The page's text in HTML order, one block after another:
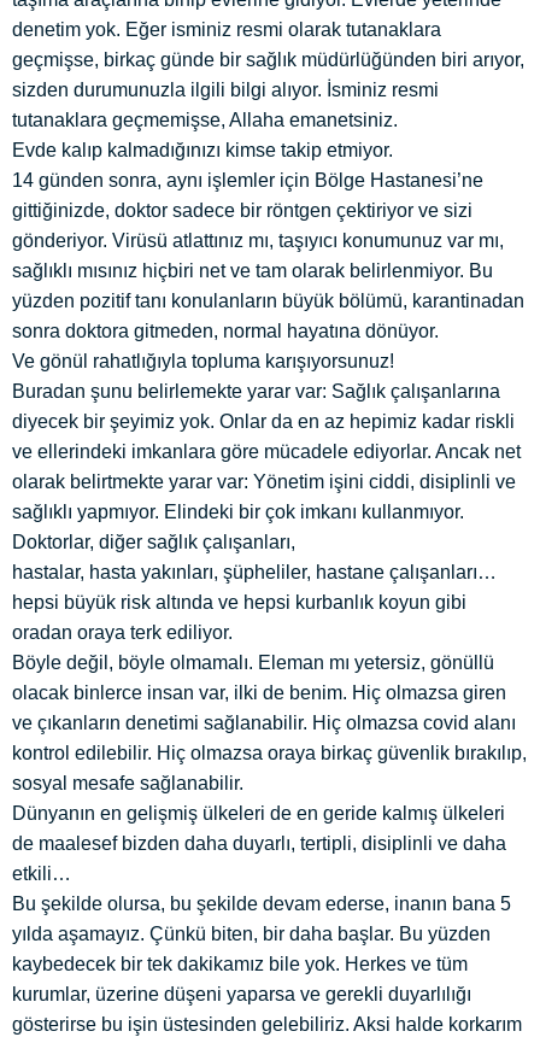
denetim yok. Eğer isminiz resmi olarak tutanaklara
geçmişse, birkaç günde bir sağlık müdürlüğünden biri arıyor,
sizden durumunuzla ilgili bilgi alıyor. İsminiz resmi
tutanaklara geçmemişse, Allaha emanetsiniz.
Evde kalıp kalmadığınızı kimse takip etmiyor.
14 günden sonra, aynı işlemler için Bölge Hastanesi’ne
gittiğinizde, doktor sadece bir röntgen çektiriyor ve sizi
gönderiyor. Virüsü atlattınız mı, taşıyıcı konumunuz var mı,
sağlıklı mısınız hiçbiri net ve tam olarak belirlenmiyor. Bu
yüzden pozitif tanı konulanların büyük bölümü, karantinadan
sonra doktora gitmeden, normal hayatına dönüyor.
Ve gönül rahatlığıyla topluma karışıyorsunuz!
Buradan şunu belirlemekte yarar var: Sağlık çalışanlarına
diyecek bir şeyimiz yok. Onlar da en az hepimiz kadar riskli
ve ellerindeki imkanlara göre mücadele ediyorlar. Ancak net
olarak belirtmekte yarar var: Yönetim işini ciddi, disiplinli ve
sağlıklı yapmıyor. Elindeki bir çok imkanı kullanmıyor.
Doktorlar, diğer sağlık çalışanları,
hastalar, hasta yakınları, şüpheliler, hastane çalışanları…
hepsi büyük risk altında ve hepsi kurbanlık koyun gibi
oradan oraya terk ediliyor.
Böyle değil, böyle olmamalı. Eleman mı yetersiz, gönüllü
olacak binlerce insan var, ilki de benim. Hiç olmazsa giren
ve çıkanların denetimi sağlanabilir. Hiç olmazsa covid alanı
kontrol edilebilir. Hiç olmazsa oraya birkaç güvenlik bırakılıp,
sosyal mesafe sağlanabilir.
Dünyanın en gelişmiş ülkeleri de en geride kalmış ülkeleri
de maalesef bizden daha duyarlı, tertipli, disiplinli ve daha
etkili…
Bu şekilde olursa, bu şekilde devam ederse, inanın bana 5
yılda aşamayız. Çünkü biten, bir daha başlar. Bu yüzden
kaybedecek bir tek dakikamız bile yok. Herkes ve tüm
kurumlar, üzerine düşeni yaparsa ve gerekli duyarlılığı
gösterirse bu işin üstesinden gelebiliriz. Aksi halde korkarım